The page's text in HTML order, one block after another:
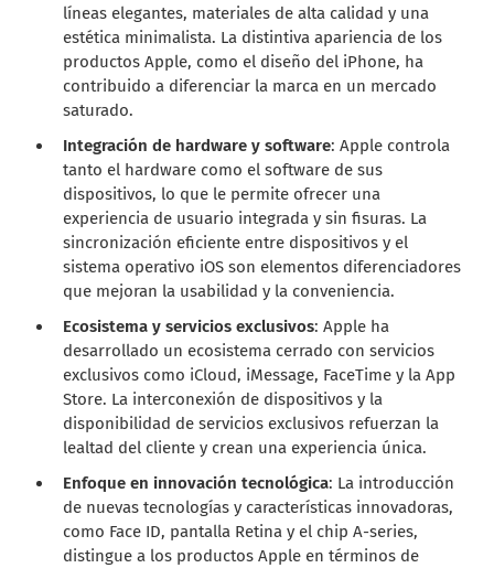
líneas elegantes, materiales de alta calidad y una
estética minimalista. La distintiva apariencia de los
productos Apple, como el diseño del iPhone, ha
contribuido a diferenciar la marca en un mercado
saturado.
Integración de hardware y software: Apple controla
tanto el hardware como el software de sus
dispositivos, lo que le permite ofrecer una
experiencia de usuario integrada y sin fisuras. La
sincronización eficiente entre dispositivos y el
sistema operativo iOS son elementos diferenciadores
que mejoran la usabilidad y la conveniencia.
Ecosistema y servicios exclusivos: Apple ha
desarrollado un ecosistema cerrado con servicios
exclusivos como iCloud, iMessage, FaceTime y la App
Store. La interconexión de dispositivos y la
disponibilidad de servicios exclusivos refuerzan la
lealtad del cliente y crean una experiencia única.
Enfoque en innovación tecnológica: La introducción
de nuevas tecnologías y características innovadoras,
como Face ID, pantalla Retina y el chip A-series,
distingue a los productos Apple en términos de